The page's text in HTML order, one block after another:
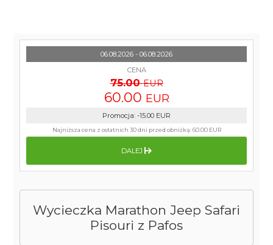
Wycieczka Marathon Jeep Safari
Pisouri z Pafos
06.08.2026 - 06.08.2026
CENA
75.00 EUR
60.00 EUR
Promocja: -15.00 EUR
Najniższa cena z ostatnich 30 dni przed obniżką:60.00 EUR
DALEJ